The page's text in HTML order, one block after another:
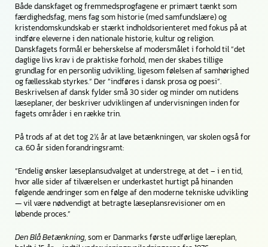
Både danskfaget og fremmedsprogfagene er primært tænkt som
færdighedsfag, mens fag som historie (med samfundslære) og
kristendomskundskab er stærkt indholdsorienteret med fokus på at
indføre eleverne i den nationale historie, kultur og religion.
Danskfagets formål er beherskelse af modersmålet i forhold til ”det
daglige livs krav i de praktiske forhold, men der skabes tillige
grundlag for en personlig udvikling, ligesom følelsen af samhørighed
og fællesskab styrkes.” Der ”indføres i dansk prosa og poesi”.
Beskrivelsen af dansk fylder små 30 sider og minder om nutidens
læseplaner, der beskriver udviklingen af undervisningen inden for
fagets områder i en række trin.
På trods af at det tog 2½ år at lave betænkningen, var skolen også for
ca. 60 år siden forandringsramt:
“Endelig ønsker læseplansudvalget at understrege, at det – i en tid,
hvor alle sider af tilværelsen er underkastet hurtigt på hinanden
følgende ændringer som en følge af den moderne tekniske udvikling
— vil være nødvendigt at betragte læseplansrevisioner om en
løbende proces.”
Den Blå Betænkning, som er Danmarks første udførlige læreplan,